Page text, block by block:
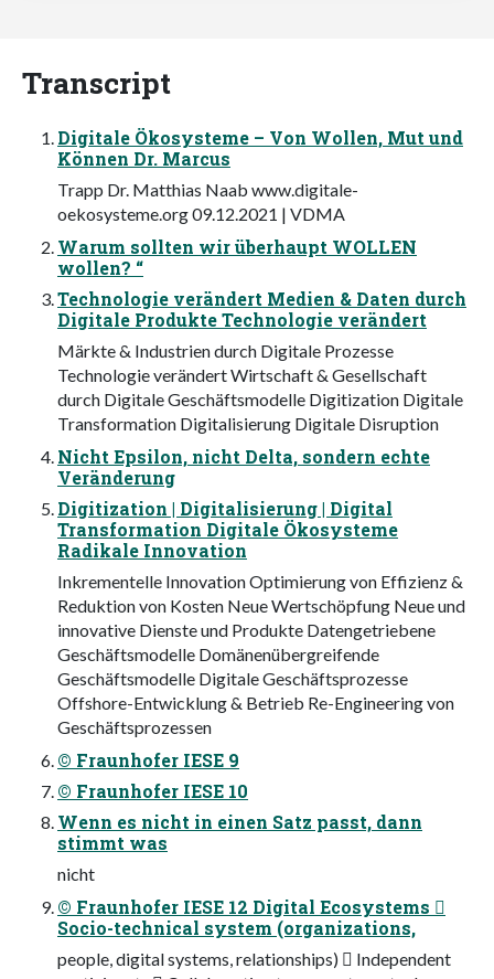
Transcript
Digitale Ökosysteme – Von Wollen, Mut und
Können Dr. Marcus
Trapp Dr. Matthias Naab www.digitale-
oekosysteme.org 09.12.2021 | VDMA
Warum sollten wir überhaupt WOLLEN
wollen? “
Technologie verändert Medien & Daten durch
Digitale Produkte Technologie verändert
Märkte & Industrien durch Digitale Prozesse
Technologie verändert Wirtschaft & Gesellschaft
durch Digitale Geschäftsmodelle Digitization Digitale
Transformation Digitalisierung Digitale Disruption
Nicht Epsilon, nicht Delta, sondern echte
Veränderung
Digitization | Digitalisierung | Digital
Transformation Digitale Ökosysteme
Radikale Innovation
Inkrementelle Innovation Optimierung von Effizienz &
Reduktion von Kosten Neue Wertschöpfung Neue und
innovative Dienste und Produkte Datengetriebene
Geschäftsmodelle Domänenübergreifende
Geschäftsmodelle Digitale Geschäftsprozesse
Offshore-Entwicklung & Betrieb Re-Engineering von
Geschäftsprozessen
© Fraunhofer IESE 9
© Fraunhofer IESE 10
Wenn es nicht in einen Satz passt, dann
stimmt was
nicht
© Fraunhofer IESE 12 Digital Ecosystems 
Socio-technical system (organizations,
people, digital systems, relationships)  Independent